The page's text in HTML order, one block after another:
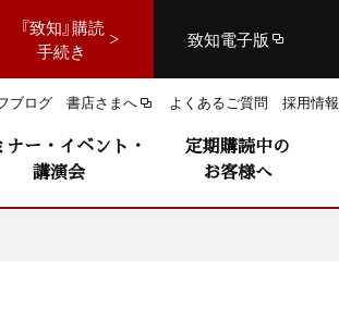
『致知』購読
手続き
致知電子版
ブログ 書店さまへ よくあるご質問 採用情報
ナー・イベント・
講演会
定期購読中の
お客様へ